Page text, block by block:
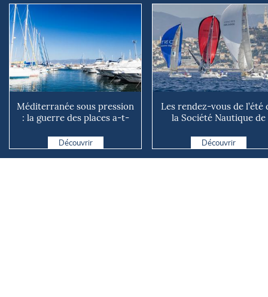
Méditerranée sous pression
: la guerre des places a-t-
Découvrir
Les rendez-vous de l’été
la Société Nautique de
Découvrir